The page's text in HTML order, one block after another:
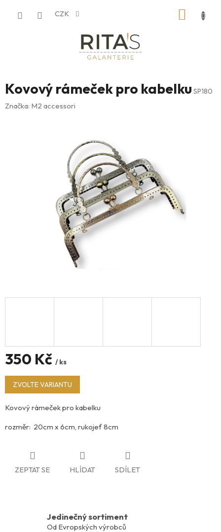
CZK
Kovový rámeček pro kabelku SP180
Značka: M2 accessori
350 Kč / ks
Měrná
cena:
ZVOLTE VARIANTU
Kovový rámeček pro kabelku
rozměr: 20cm x 6cm, rukojeť 8cm
ZEPTAT SE HLÍDAT SDÍLET
Jedinečný sortiment
Od Evropských výrobců